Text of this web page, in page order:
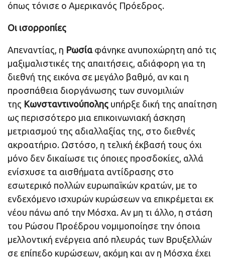
όπως τόνισε ο Αμερικανός Πρόεδρος.
Οι ισορροπίες
Απεναντίας, η Ρωσίαφάνηκε ανυποχώρητη από τις
μαξιμαλιστικές της απαιτήσεις, αδιάφορη για τη
διεθνή της εικόνα σε μεγάλο βαθμό, αν και η
προσπάθεια διοργάνωσης των συνομιλιών
της Κωνσταντινούπολης υπήρξε δική της απαίτηση
ως περισσότερο μια επικοινωνιακή άσκηση
μετριασμού της αδιαλλαξίας της, στο διεθνές
ακροατήριο. Ωστόσο, η τελική έκβασή τους όχι
μόνο δεν δικαίωσε τις όποιες προσδοκίες, αλλά
ενίσχυσε τα αισθήματα αντίδρασης στο
εσωτερικό πολλών ευρωπαϊκών κρατών, με το
ενδεχόμενο ισχυρών κυρώσεων να επικρέμεται εκ
νέου πάνω από την Μόσχα. Αν μη τι άλλο, η στάση
του Ρώσου Προέδρου νομιμοποίησε την όποια
μελλοντική ενέργεια από πλευράς των Βρυξελλών
σε επίπεδο κυρώσεων, ακόμη και αν η Μόσχα έχει